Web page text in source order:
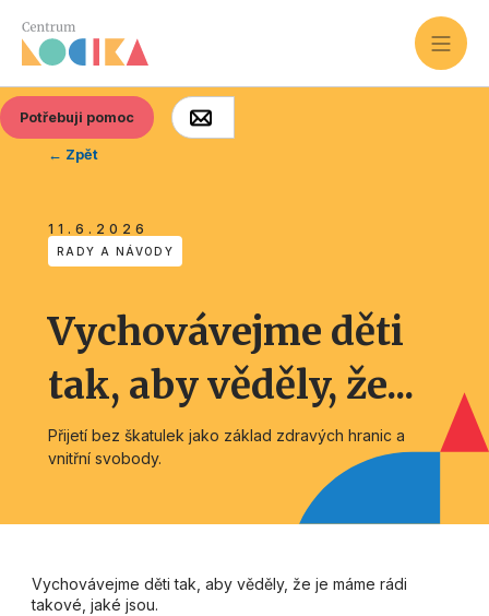
Potřebuji pomoc
← Zpět
11.6.2026
RADY A NÁVODY
Vychovávejme děti
tak, aby věděly, že...
Přijetí bez škatulek jako základ zdravých hranic a
vnitřní svobody.
Vychovávejme děti tak, aby věděly, že je máme rádi
takové, jaké jsou.